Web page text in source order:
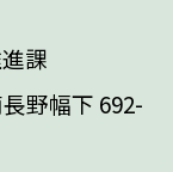
課
野幅下 692-